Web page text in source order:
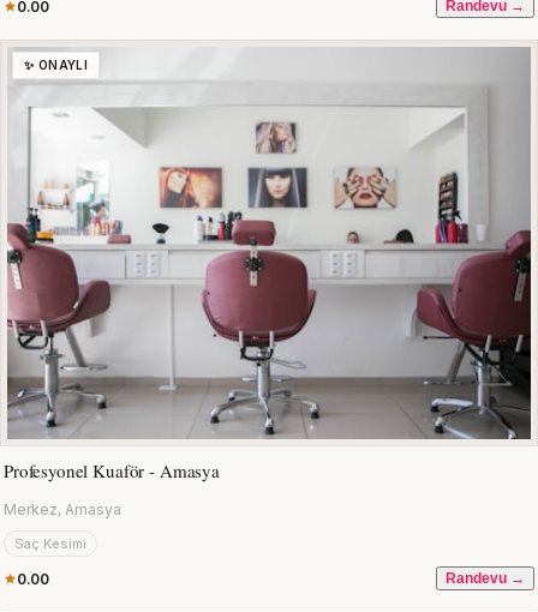
0.00 Randevu →
✨ ONAYLI
Profesyonel Kuaför - Amasya
Merkez, Amasya
Saç Kesimi
0.00 Randevu →